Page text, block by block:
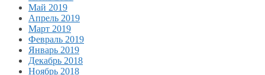
Май 2019
Апрель 2019
Март 2019
Февраль 2019
Январь 2019
Декабрь 2018
Ноябрь 2018